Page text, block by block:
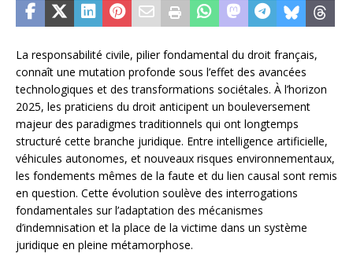
La responsabilité civile, pilier fondamental du droit français,
connaît une mutation profonde sous l’effet des avancées
technologiques et des transformations sociétales. À l’horizon
2025, les praticiens du droit anticipent un bouleversement
majeur des paradigmes traditionnels qui ont longtemps
structuré cette branche juridique. Entre intelligence artificielle,
véhicules autonomes, et nouveaux risques environnementaux,
les fondements mêmes de la faute et du lien causal sont remis
en question. Cette évolution soulève des interrogations
fondamentales sur l’adaptation des mécanismes
d’indemnisation et la place de la victime dans un système
juridique en pleine métamorphose.